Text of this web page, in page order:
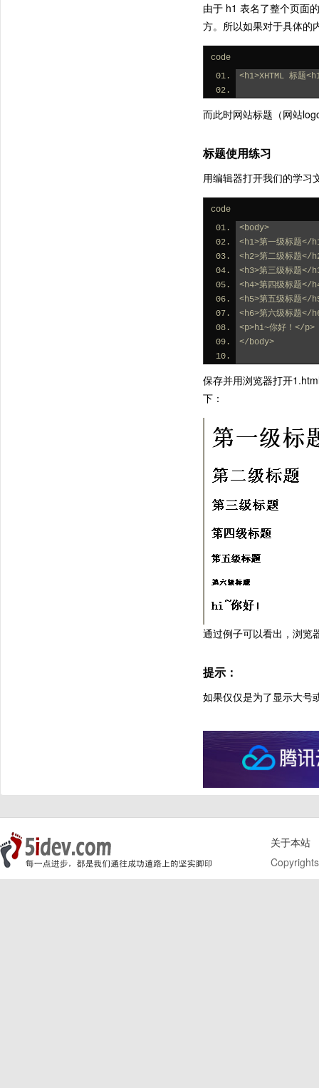
由于 h1 表名了整个页面
方。所以如果对于具体的
code
<h1>XHTML 标题
而此时网站标题（网站
标题使用练习
用编辑器打开我们的学习
code
<body>
<h1>第一级标题</
<h2>第二级标题</
<h3>第三级标题</
<h4>第四级标题</
<h5>第五级标题</
<h6>第六级标题</
<p>hi~你好！</p>
</body>
保存并用浏览器打开
下：
通过例子可以看出，浏览
提示：
如果仅仅是为了显示大号
关于本站